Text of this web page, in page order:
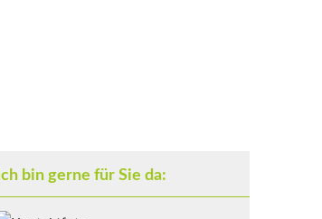
Ich bin gerne für Sie da: